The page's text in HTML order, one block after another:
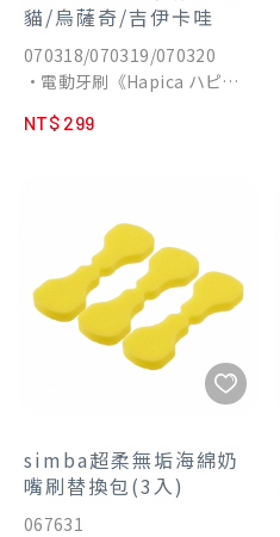
貓/烏薩奇/吉伊卡哇
070318/070319/070320
•電動牙刷《Hapica ハピ
設計
•採用乾電池式設計，不需充
電，輕鬆上手！
•適合日常使用，也非常適合
帶出門使用。日本製造，品質
NT$ 299
simba超柔無垢海綿奶
嘴刷替換包(3入)
067631